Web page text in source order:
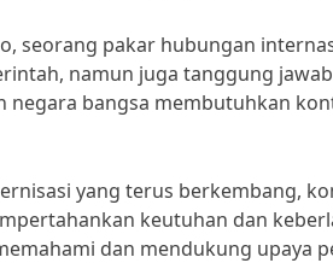
seorang pakar hubungan
namun juga tanggung
negara bangsa membutuhkan
yang terus berkembang,
keutuhan dan
dan mendukung upaya